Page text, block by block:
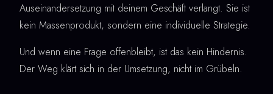
Auseinandersetzung mit deinem Geschäft verlangt. Sie ist
kein Massenprodukt, sondern eine individuelle Strategie.
Und wenn eine Frage offenbleibt, ist das kein Hindernis.
Der Weg klärt sich in der Umsetzung, nicht im Grübeln.